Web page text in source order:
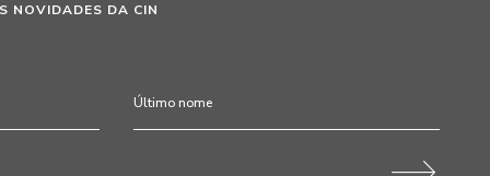
NOVIDADES DA CIN